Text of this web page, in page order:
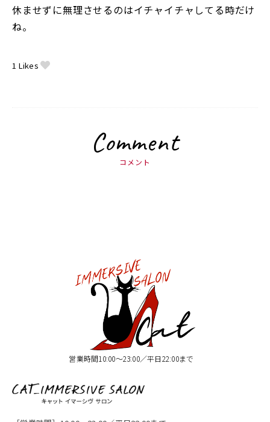
休ませずに無理させるのはイチャイチャしてる時だけ
ね。
1 Likes
Comment
コメント
営業時間10:00〜23:00／平日22:00まで